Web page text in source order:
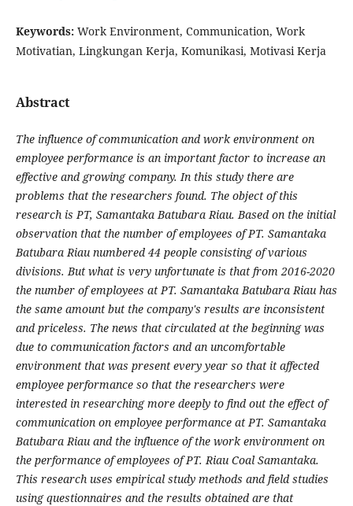
Keywords: Work Environment, Communication, Work
Motivatian, Lingkungan Kerja, Komunikasi, Motivasi Kerja
Abstract
The influence of communication and work environment on
employee performance is an important factor to increase an
effective and growing company. In this study there are
problems that the researchers found. The object of this
research is PT, Samantaka Batubara Riau. Based on the initial
observation that the number of employees of PT. Samantaka
Batubara Riau numbered 44 people consisting of various
divisions. But what is very unfortunate is that from 2016-2020
the number of employees at PT. Samantaka Batubara Riau has
the same amount but the company's results are inconsistent
and priceless. The news that circulated at the beginning was
due to communication factors and an uncomfortable
environment that was present every year so that it affected
employee performance so that the researchers were
interested in researching more deeply to find out the effect of
communication on employee performance at PT. Samantaka
Batubara Riau and the influence of the work environment on
the performance of employees of PT. Riau Coal Samantaka.
This research uses empirical study methods and field studies
using questionnaires and the results obtained are that